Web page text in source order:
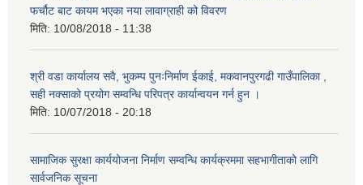
फर्चौट बाट कायम भएका नया लावाग्राही को विवरण
मिति: 10/08/2018 - 11:38
श्री वडा कार्यालय सवै, भुकम्प पुनःनिर्माण ईकाई, मकवानपुरगढी गाउँपालिका ,
सही नक्साको प्रयोग सम्वन्धि परिपत्र कार्यान्वयन गर्न हुन ।
मिति: 10/07/2018 - 20:18
सामाजिक सुरक्षा कार्ययोजना निर्माण सम्वन्धि कार्यक्रममा सहभागीताको लागि
सार्वजनिक सूचना